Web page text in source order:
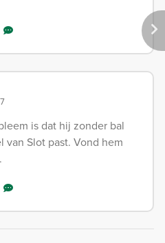
is dat hij zonder bal
van Slot past. Vond hem